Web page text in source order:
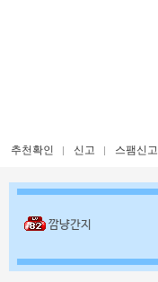
추천확인 신고 스팸신고
깜냥간지